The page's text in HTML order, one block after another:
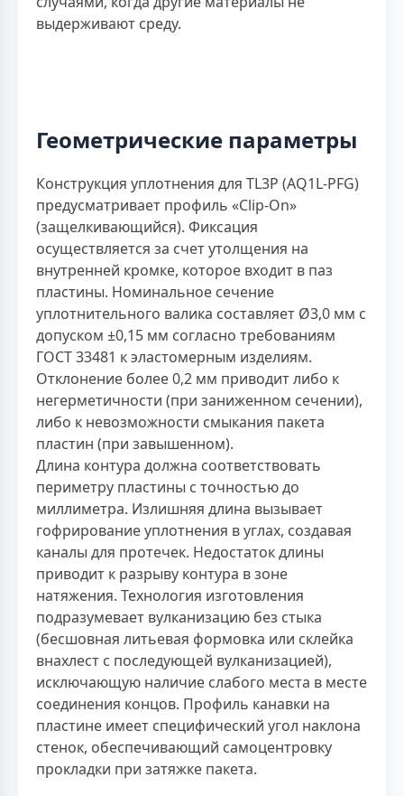
выдерживают среду.
Геометрические параметры
Конструкция уплотнения для TL3P (AQ1L-PFG)
предусматривает профиль «Clip-On»
(защелкивающийся). Фиксация
осуществляется за счет утолщения на
внутренней кромке, которое входит в паз
пластины. Номинальное сечение
уплотнительного валика составляет Ø3,0 мм с
допуском ±0,15 мм согласно требованиям
ГОСТ 33481 к эластомерным изделиям.
Отклонение более 0,2 мм приводит либо к
негерметичности (при заниженном сечении),
либо к невозможности смыкания пакета
пластин (при завышенном).
Длина контура должна соответствовать
периметру пластины с точностью до
миллиметра. Излишняя длина вызывает
гофрирование уплотнения в углах, создавая
каналы для протечек. Недостаток длины
приводит к разрыву контура в зоне
натяжения. Технология изготовления
подразумевает вулканизацию без стыка
(бесшовная литьевая формовка или склейка
внахлест с последующей вулканизацией),
исключающую наличие слабого места в месте
соединения концов. Профиль канавки на
пластине имеет специфический угол наклона
стенок, обеспечивающий самоцентровку
прокладки при затяжке пакета.